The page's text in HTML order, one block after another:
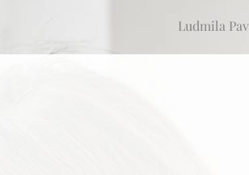
Ludmila